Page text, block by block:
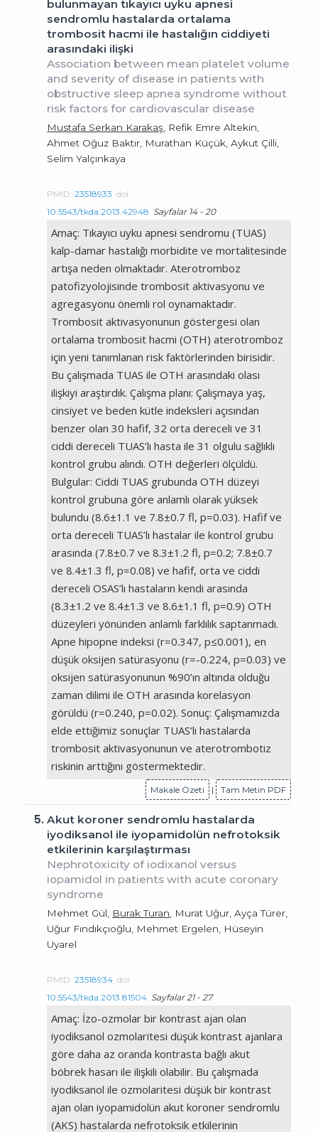
bulunmayan tıkayıcı uyku apnesi
sendromlu hastalarda ortalama
trombosit hacmi ile hastalığın ciddiyeti
arasındaki ilişki
Association between mean platelet volume
and severity of disease in patients with
obstructive sleep apnea syndrome without
risk factors for cardiovascular disease
Mustafa Serkan Karakaş , Refik Emre Altekin,
Ahmet Oğuz Baktır, Murathan Küçük, Aykut Çilli,
Selim Yalçınkaya
PMID:23518933 doi:
10.5543/tkda.2013.42948 Sayfalar 14 - 20
Amaç: Tıkayıcı uyku apnesi sendromu (TUAS)
kalp-damar hastalığı morbidite ve mortalitesinde
artışa neden olmaktadır. Aterotromboz
patofizyolojisinde trombosit aktivasyonu ve
agregasyonu önemli rol oynamaktadır.
Trombosit aktivasyonunun göstergesi olan
ortalama trombosit hacmi (OTH) aterotromboz
için yeni tanımlanan risk faktörlerinden birisidir.
Bu çalışmada TUAS ile OTH arasındaki olası
ilişkiyi araştırdık. Çalışma planı: Çalışmaya yaş,
cinsiyet ve beden kütle indeksleri açısından
benzer olan 30 hafif, 32 orta dereceli ve 31
ciddi dereceli TUAS’lı hasta ile 31 olgulu sağlıklı
kontrol grubu alındı. OTH değerleri ölçüldü.
Bulgular: Ciddi TUAS grubunda OTH düzeyi
kontrol grubuna göre anlamlı olarak yüksek
bulundu (8.6±1.1 ve 7.8±0.7 fl, p=0.03). Hafif ve
orta dereceli TUAS’lı hastalar ile kontrol grubu
arasında (7.8±0.7 ve 8.3±1.2 fl, p=0.2; 7.8±0.7
ve 8.4±1.3 fl, p=0.08) ve hafif, orta ve ciddi
dereceli OSAS’lı hastaların kendi arasında
(8.3±1.2 ve 8.4±1.3 ve 8.6±1.1 fl, p=0.9) OTH
düzeyleri yönünden anlamlı farklılık saptanmadı.
Apne hipopne indeksi (r=0.347, p≤0.001), en
düşük oksijen satürasyonu (r=-0.224, p=0.03) ve
oksijen satürasyonunun %90’ın altında olduğu
zaman dilimi ile OTH arasında korelasyon
görüldü (r=0.240, p=0.02). Sonuç: Çalışmamızda
elde ettiğimiz sonuçlar TUAS’lı hastalarda
trombosit aktivasyonunun ve aterotrombotiz
riskinin arttığını göstermektedir.
Makale Özeti | Tam Metin PDF
5.Akut koroner sendromlu hastalarda
iyodiksanol ile iyopamidolün nefrotoksik
etkilerinin karşılaştırması
Nephrotoxicity of iodixanol versus
iopamidol in patients with acute coronary
syndrome
Mehmet Gül, Burak Turan , Murat Uğur, Ayça Türer,
Uğur Fındıkçıoğlu, Mehmet Ergelen, Hüseyin
Uyarel
PMID:23518934 doi:
10.5543/tkda.2013.81504 Sayfalar 21 - 27
Amaç: İzo-ozmolar bir kontrast ajan olan
iyodiksanol ozmolaritesi düşük kontrast ajanlara
göre daha az oranda kontrasta bağlı akut
böbrek hasarı ile ilişkili olabilir. Bu çalışmada
iyodiksanol ile ozmolaritesi düşük bir kontrast
ajan olan iyopamidolün akut koroner sendromlu
(AKS) hastalarda nefrotoksik etkilerinin